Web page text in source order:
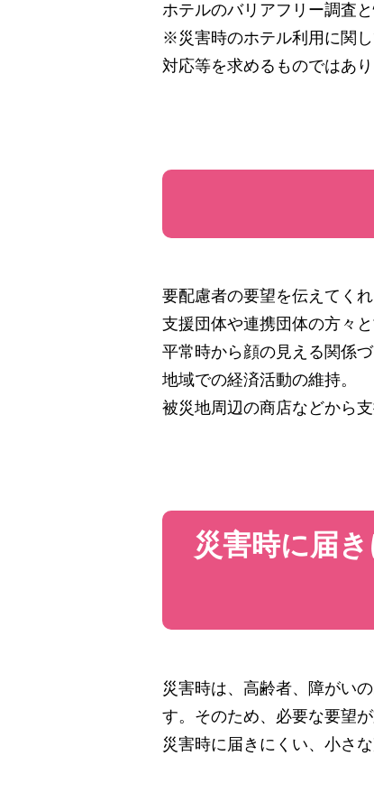
ホテルのバリアフリー調査と
※災害時のホテル利用に関
対応等を求めるものではあり
要配慮者の要望を伝えてく
支援団体や連携団体の方々
平常時から顔の見える関係
地域での経済活動の維持。
被災地周辺の商店などから支
災害時に届
災害時は、高齢者、障がい
す。そのため、必要な要望
災害時に届きにくい、小さ